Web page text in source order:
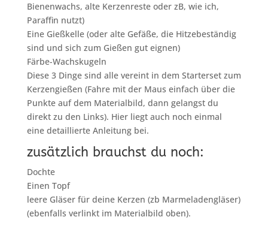
Bienenwachs, alte Kerzenreste oder zB, wie ich,
Paraffin nutzt)
Eine Gießkelle (oder alte Gefäße, die Hitzebeständig
sind und sich zum Gießen gut eignen)
Färbe-Wachskugeln
Diese 3 Dinge sind alle vereint in dem Starterset zum
Kerzengießen (Fahre mit der Maus einfach über die
Punkte auf dem Materialbild, dann gelangst du
direkt zu den Links). Hier liegt auch noch einmal
eine detaillierte Anleitung bei.
zusätzlich brauchst du noch:
Dochte
Einen Topf
leere Gläser für deine Kerzen (zb Marmeladengläser)
(ebenfalls verlinkt im Materialbild oben).